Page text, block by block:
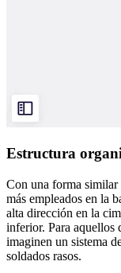
Estructura
Con una forma similar
más empleados en la
alta dirección en la
inferior. Para aquellos
imaginen un sistema
soldados rasos.